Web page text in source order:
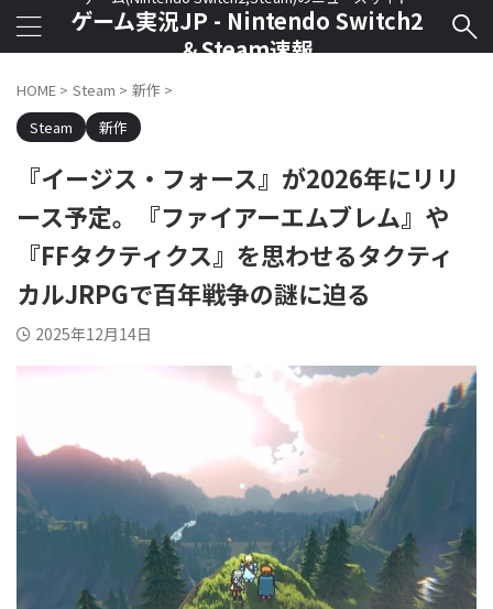
ゲーム実況JP - Nintendo Switch2
＆Steam速報
HOME > Steam > 新作 >
Steam
新作
『イージス・フォース』が2026年にリリ
ース予定。『ファイアーエムブレム』や
『FFタクティクス』を思わせるタクティ
カルJRPGで百年戦争の謎に迫る
2025年12月14日